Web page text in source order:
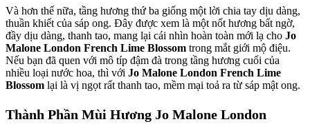
Và hơn thế nữa, tầng hương thứ ba giống một lời chia tay dịu dàng,
thuần khiết của sáp ong. Đây được xem là một nốt hương bất ngờ,
đầy dịu dàng, thanh tao, mang lại cái nhìn hoàn toàn mới lạ cho Jo
Malone London French Lime Blossom trong mắt giới mộ điệu.
Nếu bạn đã quen với mô típ đậm đà trong tầng hương cuối của
nhiều loại nước hoa, thì với Jo Malone London French Lime
Blossom lại là vị ngọt rất thanh tao, mềm mại toả ra từ sáp mật ong.
Thành Phần Mùi Hương Jo Malone London